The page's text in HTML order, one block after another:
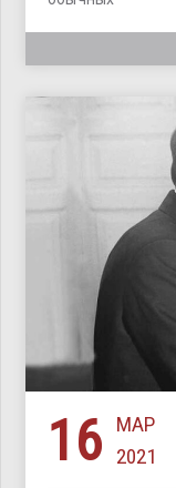
16
МАР
2021